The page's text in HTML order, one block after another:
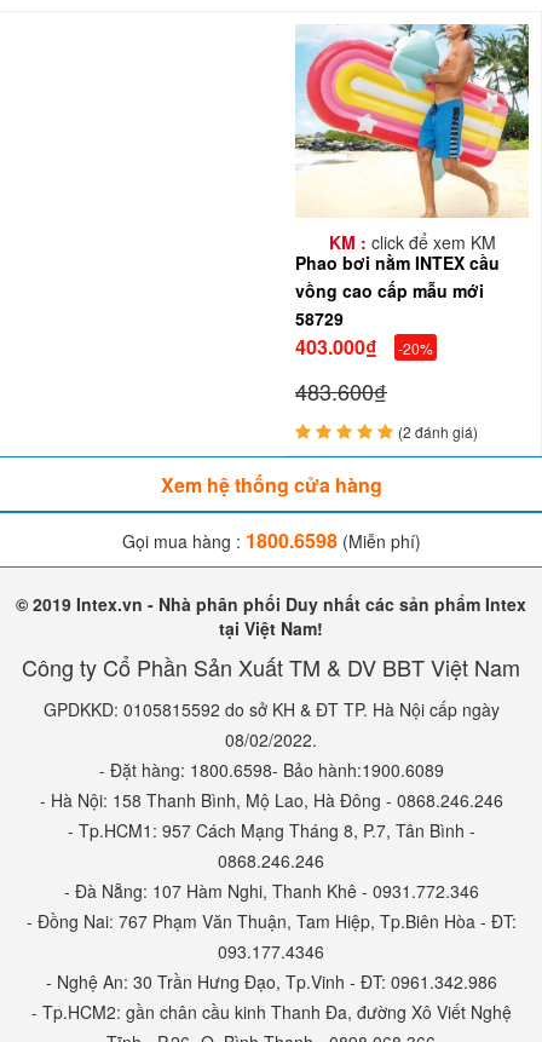
KM : click để xem KM
Phao bơi nằm INTEX cầu
vồng cao cấp mẫu mới
58729
403.000₫ -20%
483.600₫
(2 đánh giá)
Xem hệ thống cửa hàng
Gọi mua hàng : 1800.6598(Miễn phí)
© 2019 Intex.vn - Nhà phân phối Duy nhất các sản phẩm Intex
tại Việt Nam!
Công ty Cổ Phần Sản Xuất TM & DV BBT Việt Nam
GPDKKD: 0105815592 do sở KH & ĐT TP. Hà Nội cấp ngày
08/02/2022.
- Đặt hàng: 1800.6598- Bảo hành:1900.6089
- Hà Nội: 158 Thanh Bình, Mộ Lao, Hà Đông - 0868.246.246
- Tp.HCM1: 957 Cách Mạng Tháng 8, P.7, Tân Bình -
0868.246.246
- Đà Nẵng: 107 Hàm Nghi, Thanh Khê - 0931.772.346
- Đồng Nai: 767 Phạm Văn Thuận, Tam Hiệp, Tp.Biên Hòa - ĐT:
093.177.4346
- Nghệ An: 30 Trần Hưng Đạo, Tp.Vinh - ĐT: 0961.342.986
- Tp.HCM2: gần chân cầu kinh Thanh Đa, đường Xô Viết Nghệ